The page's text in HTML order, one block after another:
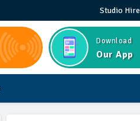
Studio Hire
Download
Our App